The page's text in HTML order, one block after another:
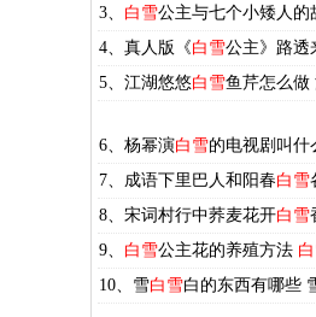
3、 白雪公主与七个小矮人的
4、真人版《白雪公主》路透
5、江湖悠悠白雪鱼芹怎么做
6、杨幂演白雪的电视剧叫什
7、成语下里巴人和阳春白雪
8、宋词村行中荞麦花开白雪
9、 白雪公主花的养殖方法
10、雪白雪白的东西有哪些